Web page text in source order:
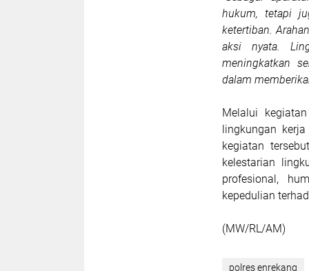
hukum, tetapi
ketertiban.
aksi nyata.
meningkatkan
dalam
Melalui
lingkungan
kegiatan
kelestarian
profesional,
kepedulian
(MW/RL/AM)
polres enrekang